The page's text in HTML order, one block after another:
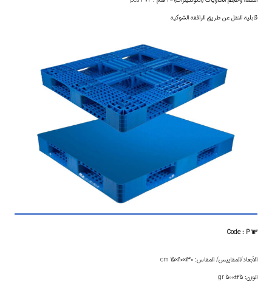
قابلية النقل عن طريق الرافقة الشوكية
Code : P 113
الأبعاد/المقاييس/ المقاس: 130×110×15 cm
الوزن: 25±500 gr